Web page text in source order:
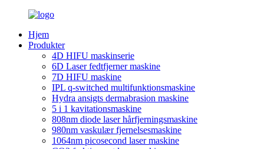
Hjem
Produkter
4D HIFU maskinserie
6D Laser fedtfjerner maskine
7D HIFU maskine
IPL q-switched multifunktionsmaskine
Hydra ansigts dermabrasion maskine
5 i 1 kavitationsmaskine
808nm diode laser hårfjerningsmaskine
980nm vaskulær fjernelsesmaskine
1064nm picosecond laser maskine